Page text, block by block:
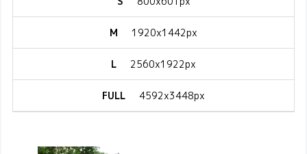
M 1920x1442px
L 2560x1922px
FULL 4592x3448px